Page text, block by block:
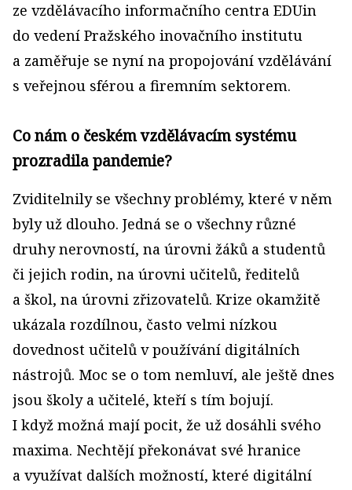
ze vzdělávacího informačního centra EDUin
do vedení Pražského inovačního institutu
a zaměřuje se nyní na propojování vzdělávání
s veřejnou sférou a firemním sektorem.
Co nám o českém vzdělávacím systému
prozradila pandemie?
Zviditelnily se všechny problémy, které v něm
byly už dlouho. Jedná se o všechny různé
druhy nerovností, na úrovni žáků a studentů
či jejich rodin, na úrovni učitelů, ředitelů
a škol, na úrovni zřizovatelů. Krize okamžitě
ukázala rozdílnou, často velmi nízkou
dovednost učitelů v používání digitálních
nástrojů. Moc se o tom nemluví, ale ještě dnes
jsou školy a učitelé, kteří s tím bojují.
I když možná mají pocit, že už dosáhli svého
maxima. Nechtějí překonávat své hranice
a využívat dalších možností, které digitální